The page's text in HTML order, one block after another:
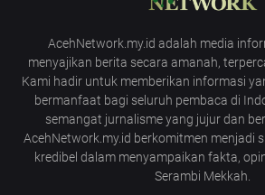
AcehNetwork.my.id adalah media
menyajikan berita secara amanah,
Kami hadir untuk memberikan informasi
bermanfaat bagi seluruh pembaca di
semangat jurnalisme yang jujur dan
AcehNetwork.my.id berkomitmen menjadi
kredibel dalam menyampaikan fakta,
Serambi Mekkah.